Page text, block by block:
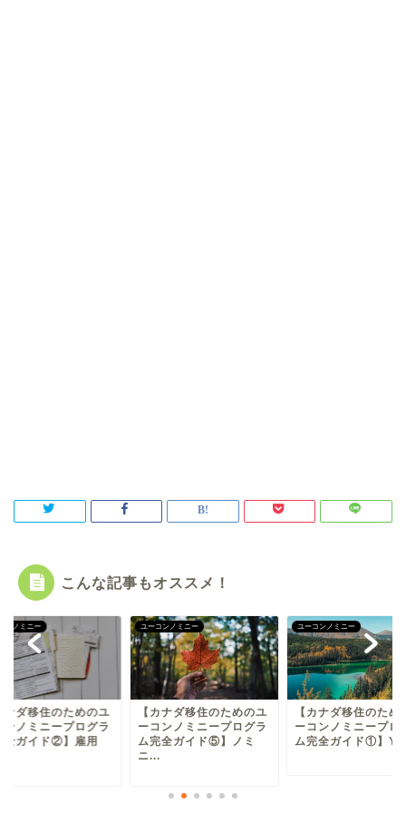
こんな記事もオススメ！
ンノミニー
ナダ移住のためのユ
ンノミニープログラ
全ガイド②】雇用
ユーコンノミニー
【カナダ移住のためのユ
ーコンノミニープログラ
ム完全ガイド⑤】ノミ
ニ...
ユーコンノミニー
【カナダ移住のため
ーコンノミニープロ
ム完全ガイド①】